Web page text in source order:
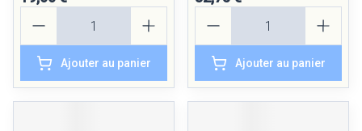
Ajouter au panier Ajouter au panier